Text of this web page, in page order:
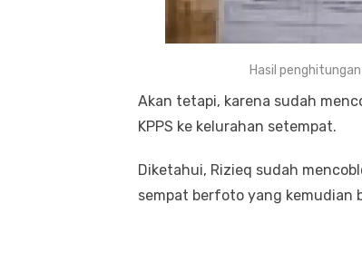
Hasil
Akan tetapi, karena sudah
KPPS ke kelurahan setempat.
Diketahui, Rizieq sudah
sempat berfoto yang kemudian